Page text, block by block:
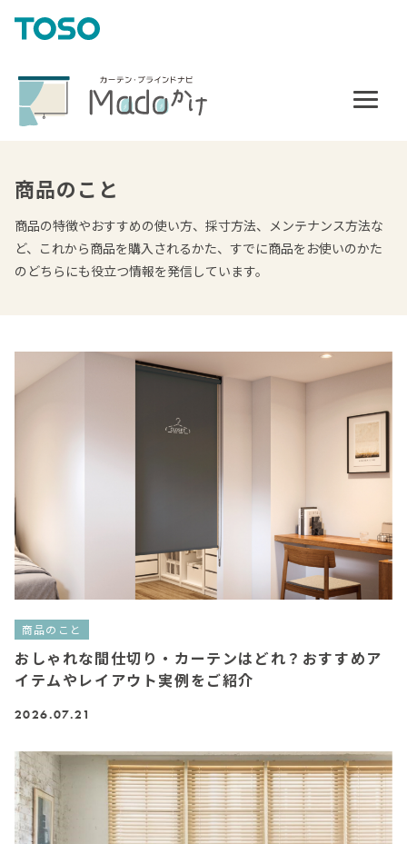
商品のこと
商品の特徴やおすすめの使い方、採寸方法、メンテナンス方法な
ど、これから商品を購入されるかた、すでに商品をお使いのかた
のどちらにも役立つ情報を発信しています。
商品のこと
おしゃれな間仕切り・カーテンはどれ？おすすめア
イテムやレイアウト実例をご紹介
2026.07.21